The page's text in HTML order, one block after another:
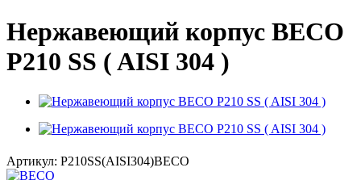
Нержавеющий корпус BECO
P210 SS ( AISI 304 )
Артикул: P210SS(AISI304)BECO